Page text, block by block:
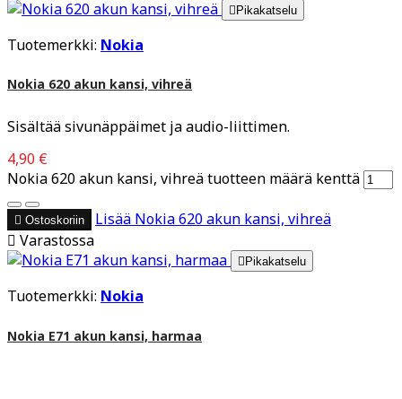
 Pikakatselu
Tuotemerkki: Nokia
Nokia 620 akun kansi, vihreä
Sisältää sivunäppäimet ja audio-liittimen.
4,90 €
Nokia 620 akun kansi, vihreä tuotteen määrä kenttä
 Ostoskoriin Lisää Nokia 620 akun kansi, vihreä
 Varastossa
 Pikakatselu
Tuotemerkki: Nokia
Nokia E71 akun kansi, harmaa